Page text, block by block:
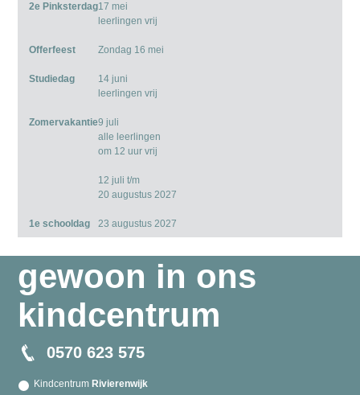
2e Pinksterdag17 mei
leerlingen vrij
Offerfeest Zondag 16 mei
Studiedag
14 juni
leerlingen vrij
Zomervakantie9 juli
alle leerlingen
om 12 uur vrij
12 juli t/m
20 augustus 2027
1e schooldag 23 augustus 2027
gewoon in ons
kindcentrum
0570 623 575
KindcentrumRivierenwijk